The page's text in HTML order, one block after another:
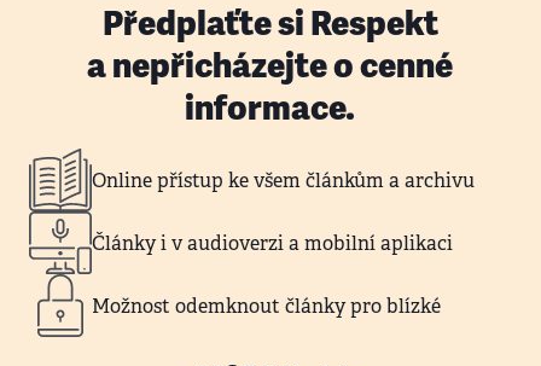
Předplaťte si Respekt
a nepřicházejte o cenné
informace.
Online přístup ke všem článkům a archivu
Články i v audioverzi a mobilní aplikaci
Možnost odemknout články pro blízké